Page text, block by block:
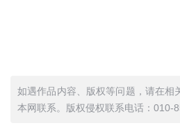
如遇作品内容、版权等问题，请在相
本网联系。版权侵权联系电话：010-